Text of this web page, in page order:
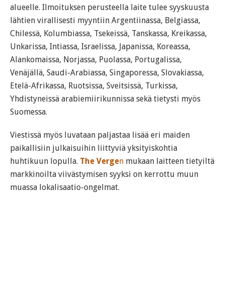
alueelle. Ilmoituksen perusteella laite tulee syyskuusta
lähtien virallisesti myyntiin Argentiinassa, Belgiassa,
Chilessä, Kolumbiassa, Tsekeissä, Tanskassa, Kreikassa,
Unkarissa, Intiassa, Israelissa, Japanissa, Koreassa,
Alankomaissa, Norjassa, Puolassa, Portugalissa,
Venäjällä, Saudi-Arabiassa, Singaporessa, Slovakiassa,
Etelä-Afrikassa, Ruotsissa, Sveitsissä, Turkissa,
Yhdistyneissä arabiemiirikunnissa sekä tietysti myös
Suomessa.
Viestissä myös luvataan paljastaa lisää eri maiden
paikallisiin julkaisuihin liittyviä yksityiskohtia
huhtikuun lopulla. The Vergen mukaan laitteen tietyiltä
markkinoilta viivästymisen syyksi on kerrottu muun
muassa lokalisaatio-ongelmat.